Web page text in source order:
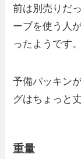
前は別売りだ
ーブを使う人
ったようです。
予備パッキン
グはちょっと
重量